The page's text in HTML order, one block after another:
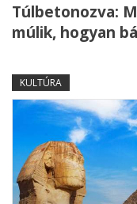
Túlbetonozva:
múlik, hogyan
KULTÚRA